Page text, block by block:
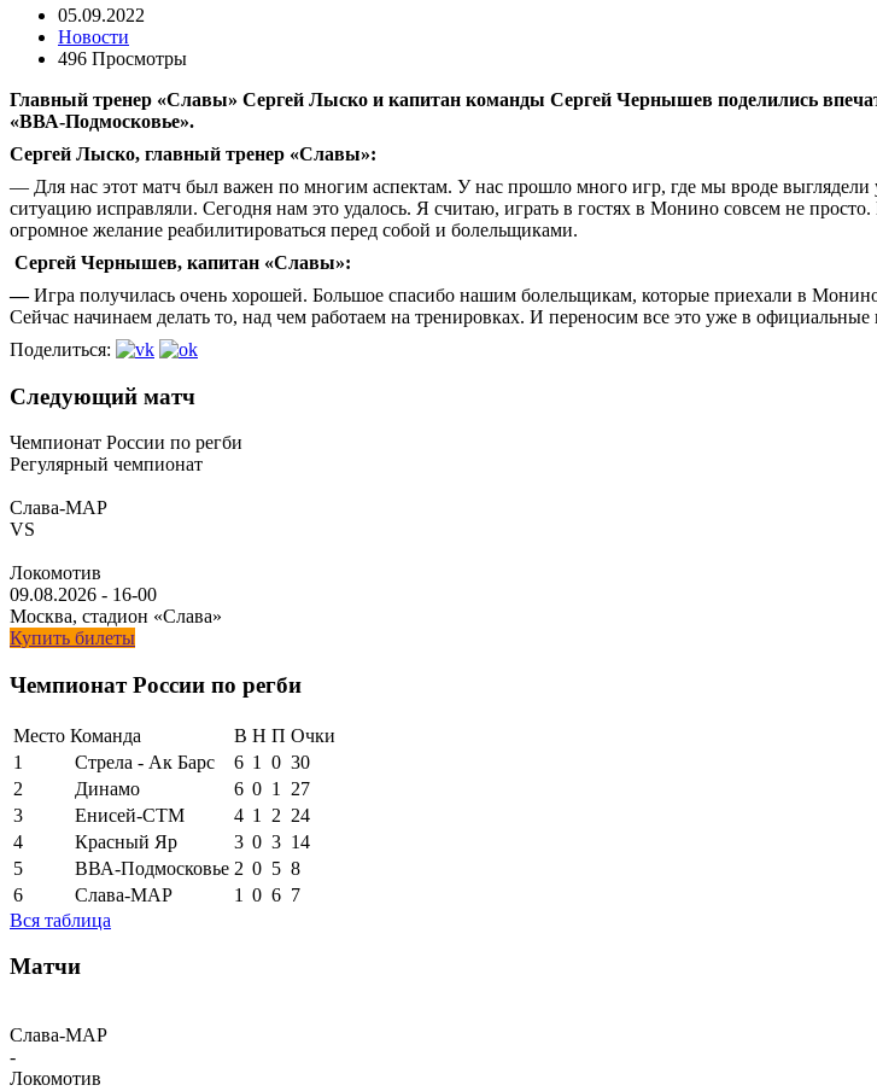
05.09.2022
Новости
496 Просмотры
Главный тренер «Славы» Сергей Лыско и капитан команды Сергей Чернышев поделились
«ВВА-Подмосковье».
Сергей Лыско, главный тренер «Славы»:
— Для нас этот матч был важен по многим аспектам. У нас прошло много игр, где мы вроде
ситуацию исправляли. Сегодня нам это удалось. Я считаю, играть в гостях в Монино совсем не
огромное желание реабилитироваться перед собой и болельщиками.
Сергей Чернышев, капитан «Славы»:
—Игра получилась очень хорошей. Большое спасибо нашим болельщикам, которые приехали в
Сейчас начинаем делать то, над чем работаем на тренировках. И переносим все это уже в официальные
Поделиться:
Следующий матч
Чемпионат России по регби
Регулярный чемпионат
Слава-МАР
VS
Локомотив
09.08.2026 - 16-00
Москва, стадион «Слава»
Купить билеты
Чемпионат России по регби
Место Команда В Н П Очки
1
Стрела - Ак Барс 6 1 0 30
2
Динамо 6 0 1
27
3
Енисей-СТМ 4 1 2 24
4
Красный Яр 3 0 3 14
5
ВВА-Подмосковье 2 0 5 8
6
Слава-МАР 1 0 6 7
Вся таблица
Матчи
Слава-МАР
-
Локомотив